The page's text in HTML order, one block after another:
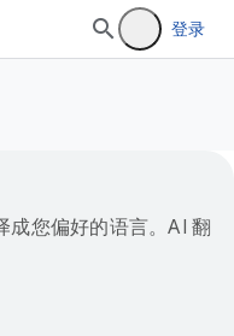
登录
您偏好的语言。AI 翻